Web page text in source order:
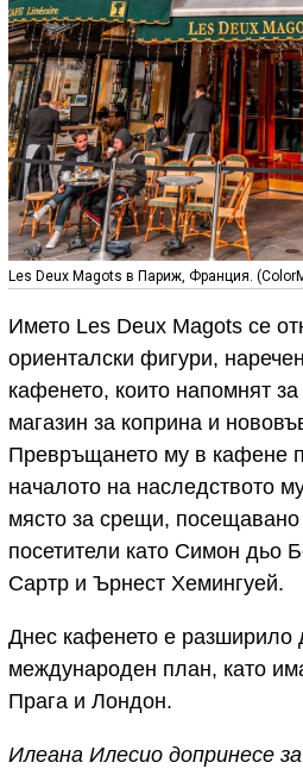
Les Deux Magots в Париж, Франция.
Името Les Deux Magots се
ориенталски фигури,
кафенето, които напомнят
магазин за коприна и
Превръщането му в кафене
началото на наследството
място за срещи, посещавано
посетители като Симон дьо
Сартр и Ърнест Хемингуей.
Днес кафенето е разширило
международен план, като
Прага и Лондон.
Илеана Илесио допринесе